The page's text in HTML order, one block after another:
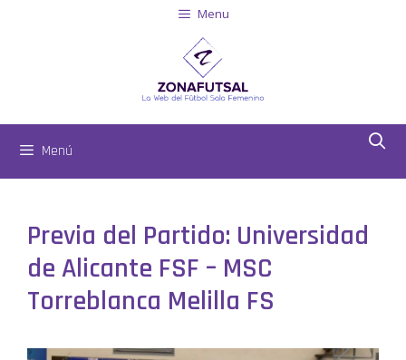
Menu
Menú
Previa del Partido: Universidad
de Alicante FSF – MSC
Torreblanca Melilla FS